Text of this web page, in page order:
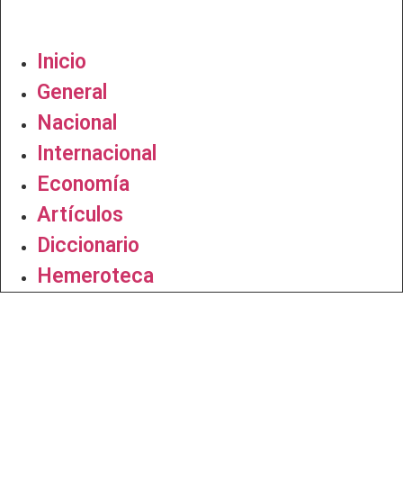
Inicio
General
Nacional
Internacional
Economía
Artículos
Diccionario
Hemeroteca